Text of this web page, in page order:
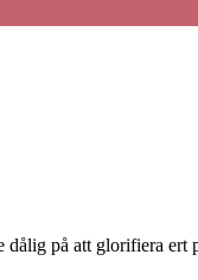
dålig på att glorifiera ert